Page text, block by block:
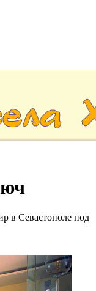
в Севастополе под